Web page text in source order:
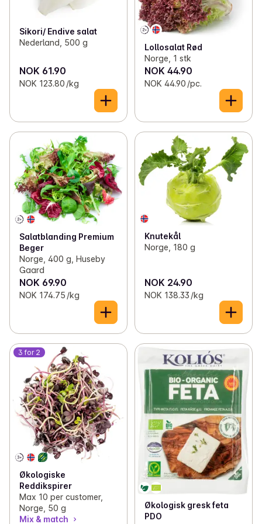
Sikori/ Endive salat
Nederland, 500 g
NOK 61.90
NOK 123.80 /kg
Lollosalat Rød
Norge, 1 stk
NOK 44.90
NOK 44.90 /pc.
Salatblanding Premium
Beger
Norge, 400 g, Huseby
Gaard
NOK 69.90
NOK 174.75 /kg
Knutekål
Norge, 180 g
NOK 24.90
NOK 138.33 /kg
3 for 2
Økologiske
Reddikspirer
Max 10 per customer,
Norge, 50 g
Mix & match
Økologisk gresk feta
PDO